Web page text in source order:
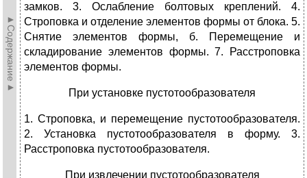
►Содержание►
замков. 3. Ослабление болтовых креплений. 4.
Строповка и отделение элементов формы от блока. 5.
Снятие элементов формы, б. Перемещение и
складирование элементов формы. 7. Расстроповка
элементов формы.
При установке пустотообразователя
1. Строповка, и перемещение пустотообразователя.
2. Установка пустотообразователя в форму. 3.
Расстроповка пустотообразователя.
При извлечении пустотообразователя